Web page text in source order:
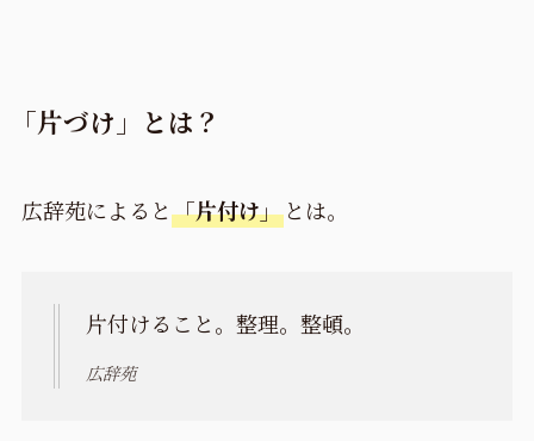
「片づけ」とは？
広辞苑によると 「片付け」とは。
片付けること。整理。整頓。
広辞苑